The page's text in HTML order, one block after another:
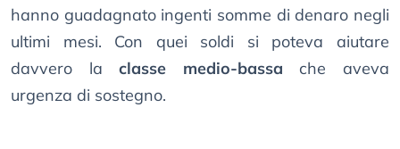
hanno guadagnato ingenti somme di denaro negli
ultimi mesi. Con quei soldi si poteva aiutare
davvero laclasse medio-bassa che aveva
urgenza di sostegno.